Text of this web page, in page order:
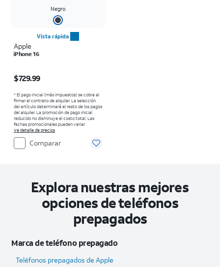
Negro
Vista rápida
Apple
iPhone 16
$729.99
* El pago inicial (más impuestos) se cobra al
firmar el contrato de alquiler. La selección
del artículo determinará el resto de los pagos
del alquiler. La promoción de pago inicial
reducido no disminuye el costo total. Las
fechas promocionales pueden variar.
Ve detalle de precios
Comparar
Explora nuestras mejores
opciones de teléfonos
prepagados
Marca de teléfono prepagado
Teléfonos prepagados de Apple